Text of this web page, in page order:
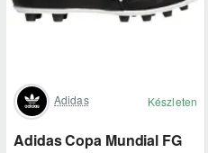
Adidas Készleten
Adidas Copa Mundial FG